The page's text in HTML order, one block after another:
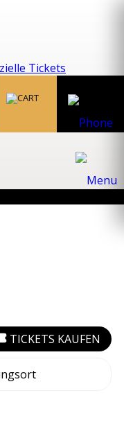
TICKETS KAUFEN